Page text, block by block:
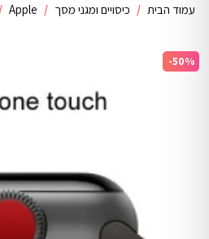
עמוד הבית / כיסויים ומגני מסך /
Apple
-50%